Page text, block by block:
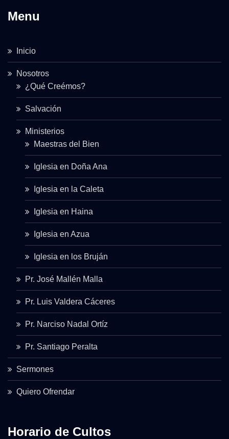
Menu
Inicio
Nosotros
¿Qué Creémos?
Salvación
Ministerios
Maestras del Bien
Iglesia en Doña Ana
Iglesia en la Caleta
Iglesia en Haina
Iglesia en Azua
Iglesia en los Bruján
Pr. José Mallén Malla
Pr. Luis Valdera Cáceres
Pr. Narciso Nadal Ortíz
Pr. Santiago Peralta
Sermones
Quiero Ofrendar
Horario de Cultos